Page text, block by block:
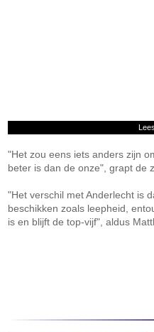
"Het zou eens iets anders zijn
beter is dan de onze", grapt de
"Het verschil met Anderlecht is
beschikken zoals leepheid,
is en blijft de top-vijf", aldus